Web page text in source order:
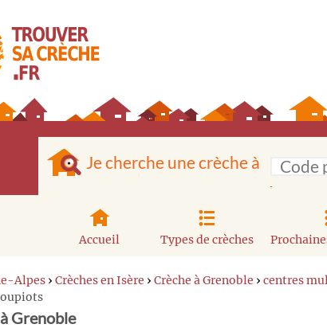
Je cherche une crèche à
Accueil Types de crèches
Alpes › Crèches en Isère › Crèche à Grenoble › centres
Grenoble